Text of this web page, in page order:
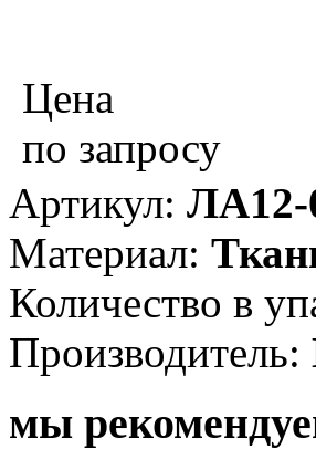
Цена
по запросу
Артикул: ЛА12-
Материал:
Количество в
Производитель:
мы